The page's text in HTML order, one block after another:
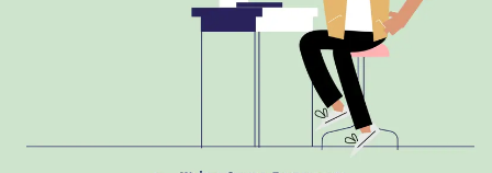
Zapisz się na studia